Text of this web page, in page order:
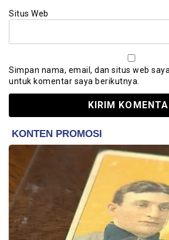
Situs Web
Simpan nama, email, dan situs web
untuk komentar saya berikutnya.